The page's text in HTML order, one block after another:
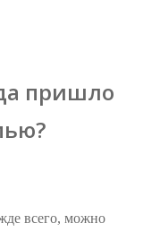
пришло
всего, можно